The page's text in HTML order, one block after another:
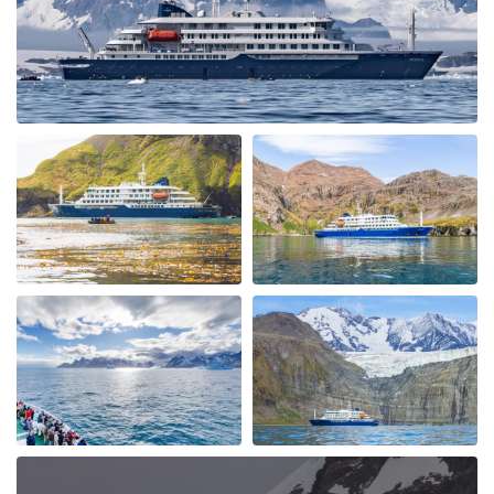
Whales. The ice conditions allowed us to cross the
"Antarctic Circle" with Petrals, Albatrosses & Fulmars
following us. We had a spectacular ship cruise through
the "Gunnel" towards Marguerite Bay a place I had
heard alot about and it was fantastic with incredible
icebergs and Peninsular beauty in the background. We
visited Stonington Island and with old USA and British
Antarctic Bases, what a piece of history, very
interesting. Moving back up the west coast of the
Peninsular we also visited Salpetiere Bay and Peterman
Island. Back in the Zodiacs again to explore and most
days we were out in them morning and afternoon. Back
for lunch in-between and superb dining. More Whales
spotted at Foyn Harbour & Cievra Cove and visited the
Guvernoren Shipwreckand old Whaling Ship. We also
saw the old Argentinian Primavera Base on a rocky
outcrop. We then visted eEephant Point and walked
along the beach by the massive Elephant Seals, what a
sight. At Whalers Bay and Deception Island we went on
land again and joined the "Antarctic Swimming Club"